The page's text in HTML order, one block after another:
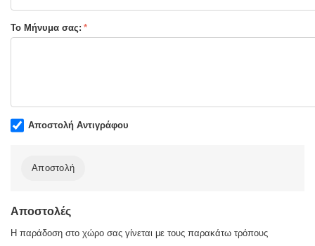
Το Μήνυμα σας:
Αποστολή Αντιγράφου
Αποστολή
Αποστολές
Η παράδοση στο χώρο σας γίνεται με τους παρακάτω τρόπους